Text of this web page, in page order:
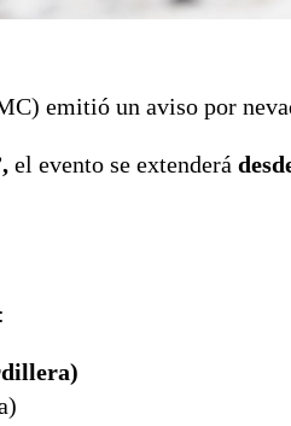
emitió un aviso por
el evento se extenderá